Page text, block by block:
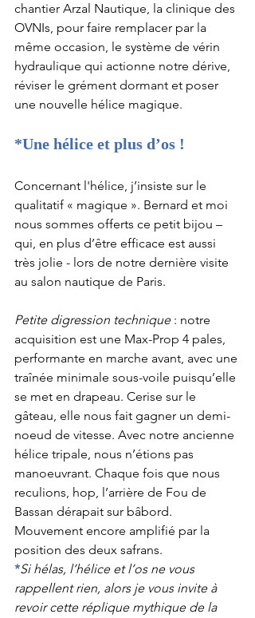
chantier Arzal Nautique, la clinique des
OVNIs, pour faire remplacer par la
même occasion, le système de vérin
hydraulique qui actionne notre dérive,
réviser le grément dormant et poser
une nouvelle hélice magique.
*Une hélice et plus d’os !
Concernant l'hélice, j’insiste sur le
qualitatif « magique ». Bernard et moi
nous sommes offerts ce petit bijou –
qui, en plus d’être efficace est aussi
très jolie - lors de notre dernière visite
au salon nautique de Paris.
Petite digression technique : notre
acquisition est une Max-Prop 4 pales,
performante en marche avant, avec une
traînée minimale sous-voile puisqu’elle
se met en drapeau. Cerise sur le
gâteau, elle nous fait gagner un demi-
noeud de vitesse. Avec notre ancienne
hélice tripale, nous n’étions pas
manoeuvrant. Chaque fois que nous
reculions, hop, l’arrière de Fou de
Bassan dérapait sur bâbord.
Mouvement encore amplifié par la
position des deux safrans.
*Si hélas, l’hélice et l’os ne vous
rappellent rien, alors je vous invite à
revoir cette réplique mythique de la